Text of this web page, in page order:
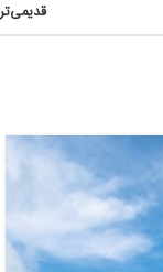
قدیمی‌تر